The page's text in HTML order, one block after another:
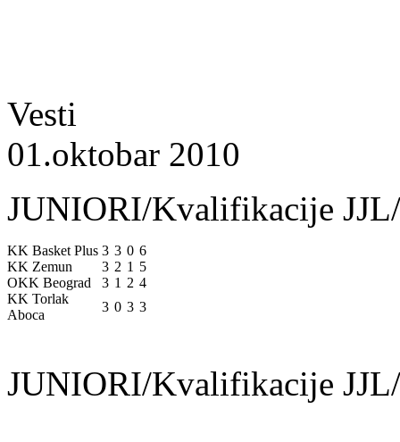
Vesti
01.oktobar 2010
JUNIORI/Kvalifikacije
KK Basket Plus 3 3 0 6
KK Zemun
3 2 1 5
OKK Beograd
3 1 2 4
KK Torlak
Aboca
3 0 3 3
JUNIORI/Kvalifikacije